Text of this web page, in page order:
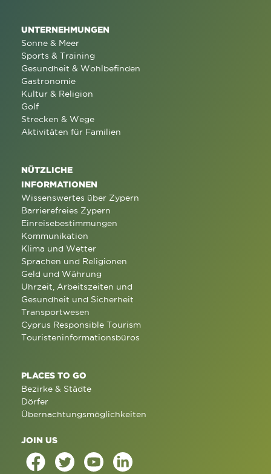
UNTERNEHMUNGEN
Sonne & Meer
Sports & Training
Gesundheit & Wohlbefinden
Gastronomie
Kultur & Religion
Golf
Strecken & Wege
Aktivitäten für Familien
NÜTZLICHE
INFORMATIONEN
Wissenswertes über Zypern
Barrierefreies Zypern
Einreisebestimmungen
Kommunikation
Klima und Wetter
Sprachen und Religionen
Geld und Währung
Uhrzeit, Arbeitszeiten und
Gesundheit und Sicherheit
Transportwesen
Cyprus Responsible Tourism
Touristeninformationsbüros
PLACES TO GO
Bezirke & Städte
Dörfer
Übernachtungsmöglichkeiten
JOIN US